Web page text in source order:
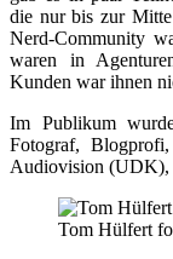
die nur bis zur Mitte
Nerd-Community
waren in
Kunden war ihnen
Im Publikum
Fotograf,
Audiovision (UDK),
Tom Hülfert